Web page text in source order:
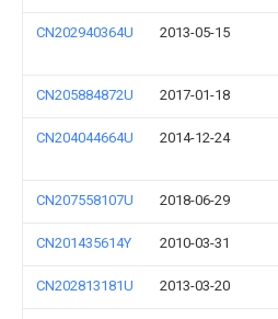
CN202940364U 2013-05-15
CN205884872U 2017-01-18
CN204044664U 2014-12-24
CN207558107U 2018-06-29
CN201435614Y 2010-03-31
CN202813181U 2013-03-20